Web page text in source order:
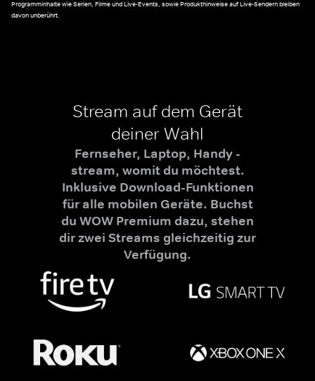
Programminhalte wie Serien, Filme und Live-Events, sowie Produkthinweise auf Live-Sendern bleiben
davon unberührt.
Stream auf dem Gerät
deiner Wahl
Fernseher, Laptop, Handy -
stream, womit du möchtest.
Inklusive Download-Funktionen
für alle mobilen Geräte. Buchst
du WOW Premium dazu, stehen
dir zwei Streams gleichzeitig zur
Verfügung.